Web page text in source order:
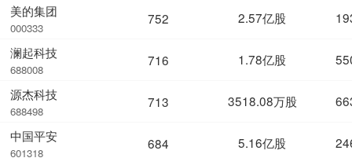
美的集团
000333
澜起科技
688008
源杰科技
688498
中国平安
601318
752 2.57亿股
716 1.78亿股
713 3518.08万股
684 5.16亿股